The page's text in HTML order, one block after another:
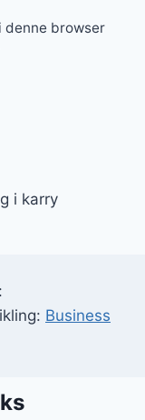
denne browser
i karry
Business